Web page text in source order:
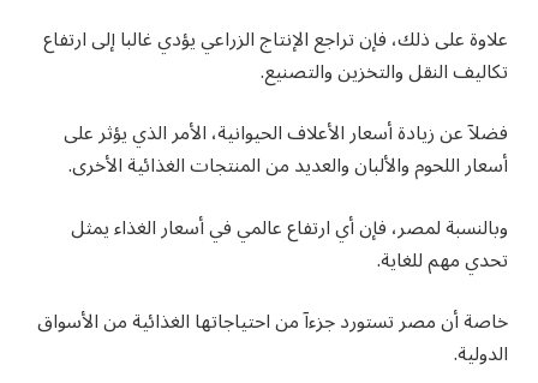
علاوة على ذلك، فإن تراجع الإنتاج الزراعي يؤدي غالبا إلى ارتفاع
تكاليف النقل والتخزين والتصنيع.
فضلآ عن زيادة أسعار الأعلاف الحيوانية، الأمر الذي يؤثر على
أسعار اللحوم والألبان والعديد من المنتجات الغذائية الأخرى.
وبالنسبة لمصر، فإن أي ارتفاع عالمي في أسعار الغذاء يمثل
تحدي مهم للغاية.
خاصة أن مصر تستورد جزءآ من احتياجاتها الغذائية من الأسواق
الدولية.